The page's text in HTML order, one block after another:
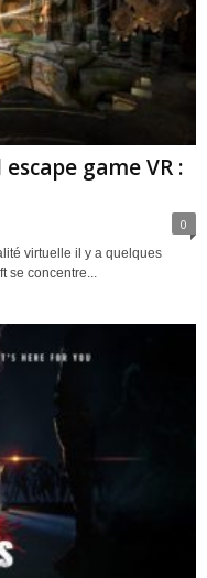
game VR :
0
virtuelle il y a quelques
se concentre...